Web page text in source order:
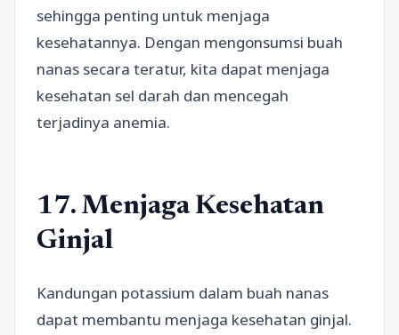
sehingga penting untuk menjaga
kesehatannya. Dengan mengonsumsi buah
nanas secara teratur, kita dapat menjaga
kesehatan sel darah dan mencegah
terjadinya anemia.
17. Menjaga Kesehatan
Ginjal
Kandungan potassium dalam buah nanas
dapat membantu menjaga kesehatan ginjal.